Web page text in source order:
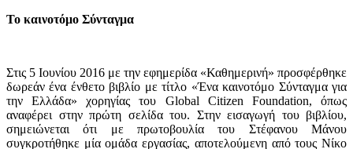
Το καινοτόμο Σύνταγμα
Στις 5 Ιουνίου 2016 με την εφημερίδα «Καθημερινή» προσφέρθηκε
δωρεάν ένα ένθετο βιβλίο με τίτλο «Ένα καινοτόμο Σύνταγμα για
την Ελλάδα» χορηγίας του Global Citizen Foundation, όπως
αναφέρει στην πρώτη σελίδα του. Στην εισαγωγή του βιβλίου,
σημειώνεται ότι με πρωτοβουλία του Στέφανου Μάνου
συγκροτήθηκε μία ομάδα εργασίας, αποτελούμενη από τους Νίκο